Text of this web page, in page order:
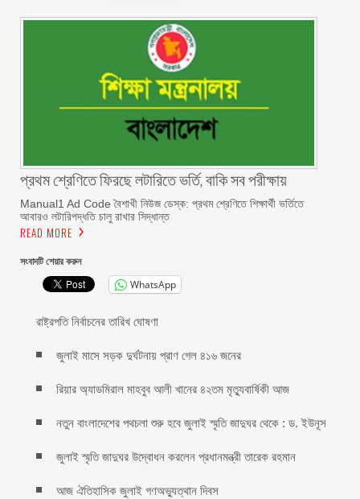
প্রথম শ্রেণিতে ফিরছে লটারিতে ভর্তি, বাকি সব পরীক্ষায়
Manual1 Ad Code বৈশাখী নিউজ ডেস্ক: প্রথম শ্রেণিতে শিক্ষার্থী ভর্তিতে
আবারও লটারিপদ্ধতি চালু রাখার সিদ্ধান্ত
READ MORE
সংবাদটি শেয়ার করুন
WhatsApp
রাষ্ট্রপতি নির্বাচনের তারিখ ঘোষণা
জুলাই মাসে সড়ক দুর্ঘটনায় প্রাণ গেল ৪১৬ জনের
রিয়ার অ্যাডমিরাল মাহবুব আলী খানের ৪২তম মৃত্যুবার্ষিকী আজ
নতুন বাংলাদেশের পথচলা শুরু হবে জুলাই স্মৃতি জাদুঘর থেকে : ড. ইউনূস
জুলাই স্মৃতি জাদুঘর উদ্বোধন করলেন প্রধানমন্ত্রী তারেক রহমান
আজ ঐতিহাসিক জুলাই গণঅভ্যুত্থান দিবস